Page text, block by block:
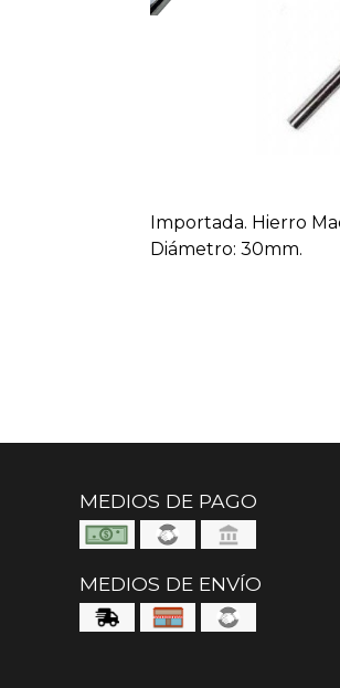
Importada. Hierro
Diámetro: 30mm.
MEDIOS DE PAGO
MEDIOS DE ENVÍO